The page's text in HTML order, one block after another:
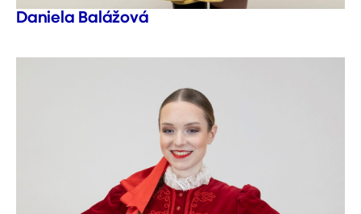
Daniela Balážová